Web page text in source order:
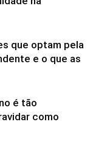
que optam pela
e o que as
é tão
como